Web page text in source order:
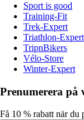
Sport is good
Training-Fit
Trek-Expert
Triathlon-Expert
TripnBikers
Vélo-Store
Winter-Expert
Prenumerera på
Få 10 % rabatt när du